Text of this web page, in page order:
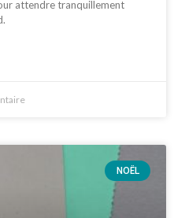
attendre tranquillement
NOËL